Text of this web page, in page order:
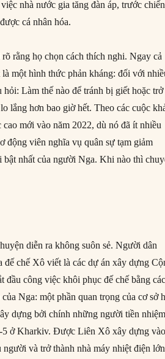
nhà nước gia tăng đàn áp, trước chiến
cá nhân hóa.
rằng họ chọn cách thích nghi. Ngay cả
một hình thức phản kháng: đối với
Làm thế nào để tránh bị giết hoặc trở
lắng hơn bao giờ hết. Theo các cuộc
mới vào năm 2022, dù nó đã ít nhiều
động viên nghĩa vụ quân sự tạm giảm
nhất của người Nga. Khi nào thì
diễn ra không suôn sẻ. Người dân
chế Xô viết là các dự án xây dựng
đầu công việc khôi phục đế chế bằng
Nga: một phần quan trọng của cơ sở
dựng bởi chính những người tiền nhiệm
5 ở Kharkiv. Được Liên Xô xây dựng vào
và trở thành nhà máy nhiệt điện lớn